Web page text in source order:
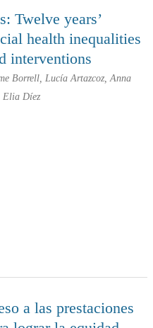
Twelve years’
health inequalities
interventions
Borrell, Lucía Artazcoz, Anna
Elia Díez
a las prestaciones